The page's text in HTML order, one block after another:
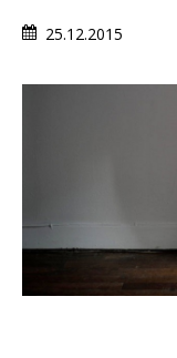
25.12.2015